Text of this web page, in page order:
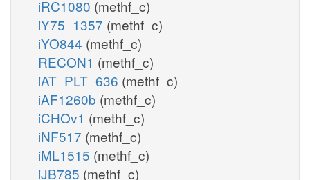
iRC1080 (methf_c)
iY75_1357 (methf_c)
iYO844 (methf_c)
RECON1 (methf_c)
iAT_PLT_636 (methf_c)
iAF1260b (methf_c)
iCHOv1 (methf_c)
iNF517 (methf_c)
iML1515 (methf_c)
iJB785 (methf_c)